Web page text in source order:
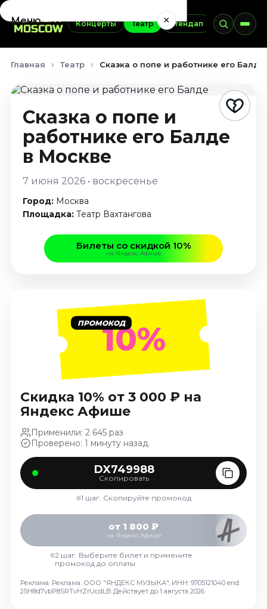
Концерты Театр Стендап Выставки
Меню ×
Сентябрь 2026
Ноябрь 2026
Декабрь 2026
Январь 2027
Сентябрь 2026
Ноябрь 2026
Декабрь 2026
Август 2026
Сентябрь 2026
Октябрь 2026
Ноябрь 2026
Декабрь 2026
Выставки
Август 2026
Сентябрь 2026
Октябрь 2026
Декабрь 2026
Январь 2027
Сентябрь 2026
Октябрь 2026
Август 2026
Главная Театр Сказка о попе и работнике его
Сказка о попе и
работнике его Балде
в Москве
7 июня 2026 • воскресенье
Город: Москва
Площадка: Театр Вахтангова
Билеты со скидкой 10%
на Яндекс Афише
ПРОМОКОД10%
Скидка 10% от 3 000 ₽ на
Яндекс Афише
Применили: 2 645 раз
Проверено: 1 минуту назад
DX749988
Скопировать
1 шаг. Скопируйте промокод
от 1 800 ₽
на Яндекс Афише
2 шаг. Выберите билет и примените
промокод до оплаты
Реклама. Реклама. ООО "ЯНДЕКС МУЗЫКА", ИНН: 9705121040 erid:
25H8d7vbP8SRTvHZrUcdLB Действует до 1 августа 2026